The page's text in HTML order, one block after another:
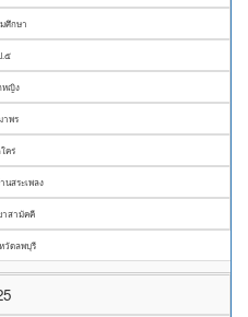
ศึกษา
.๕
หญิง
าพร
คร่
นสระเพลง
าสามัคคี
วัดลพบุรี